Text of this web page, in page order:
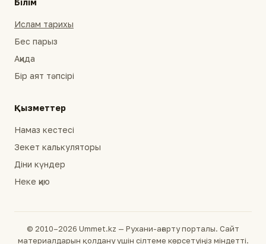
Білім
Ислам тарихы
Бес парыз
Ақида
Бір аят тәпсірі
Қызметтер
Намаз кестесі
Зекет калькуляторы
Діни күндер
Неке қию
© 2010–2026 Ummet.kz — Рухани-ағарту порталы. Сайт
материалдарын қолдану үшін сілтеме көрсетуіңіз міндетті.